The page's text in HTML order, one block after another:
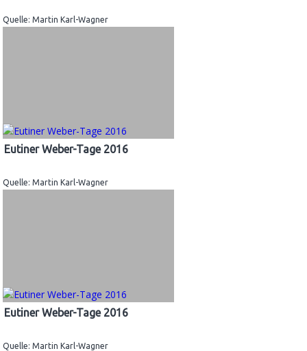
Quelle: Martin Karl-Wagner
Eutiner Weber-Tage 2016
Quelle: Martin Karl-Wagner
Eutiner Weber-Tage 2016
Quelle: Martin Karl-Wagner